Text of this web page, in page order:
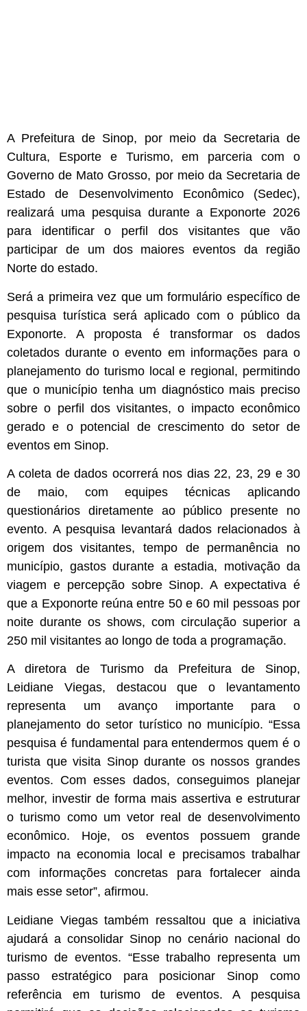
A Prefeitura de Sinop, por meio da Secretaria de
Cultura, Esporte e Turismo, em parceria com o
Governo de Mato Grosso, por meio da Secretaria de
Estado de Desenvolvimento Econômico (Sedec),
realizará uma pesquisa durante a Exponorte 2026
para identificar o perfil dos visitantes que vão
participar de um dos maiores eventos da região
Norte do estado.
Será a primeira vez que um formulário específico de
pesquisa turística será aplicado com o público da
Exponorte. A proposta é transformar os dados
coletados durante o evento em informações para o
planejamento do turismo local e regional, permitindo
que o município tenha um diagnóstico mais preciso
sobre o perfil dos visitantes, o impacto econômico
gerado e o potencial de crescimento do setor de
eventos em Sinop.
A coleta de dados ocorrerá nos dias 22, 23, 29 e 30
de maio, com equipes técnicas aplicando
questionários diretamente ao público presente no
evento. A pesquisa levantará dados relacionados à
origem dos visitantes, tempo de permanência no
município, gastos durante a estadia, motivação da
viagem e percepção sobre Sinop. A expectativa é
que a Exponorte reúna entre 50 e 60 mil pessoas por
noite durante os shows, com circulação superior a
250 mil visitantes ao longo de toda a programação.
A diretora de Turismo da Prefeitura de Sinop,
Leidiane Viegas, destacou que o levantamento
representa um avanço importante para o
planejamento do setor turístico no município. “Essa
pesquisa é fundamental para entendermos quem é o
turista que visita Sinop durante os nossos grandes
eventos. Com esses dados, conseguimos planejar
melhor, investir de forma mais assertiva e estruturar
o turismo como um vetor real de desenvolvimento
econômico. Hoje, os eventos possuem grande
impacto na economia local e precisamos trabalhar
com informações concretas para fortalecer ainda
mais esse setor”, afirmou.
Leidiane Viegas também ressaltou que a iniciativa
ajudará a consolidar Sinop no cenário nacional do
turismo de eventos. “Esse trabalho representa um
passo estratégico para posicionar Sinop como
referência em turismo de eventos. A pesquisa